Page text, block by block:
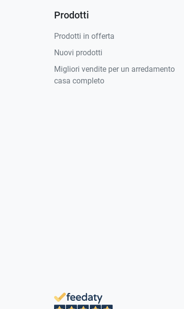
Prodotti
Prodotti in offerta
Nuovi prodotti
Migliori vendite per un arredamento
casa completo